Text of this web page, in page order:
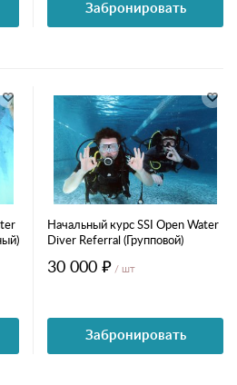
Забронировать
Начальный курс SSI Open Water
Diver Referral (Групповой)
30 000 ₽ / шт
Забронировать